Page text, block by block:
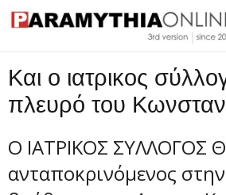
Ροή
Επικοινωνία
Και ο ιατρικος
πλευρό του
Ο ΙΑΤΡΙΚΟΣ ΣΥΛΛΟΓΟΣ
ανταποκρινόμενος